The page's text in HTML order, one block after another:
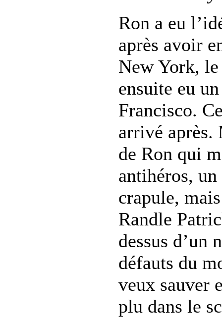
Ron a eu
après avoir
New York,
ensuite eu
Francisco.
arrivé après.
de Ron qui
antihéros,
crapule,
Randle
dessus d’un
défauts du
veux sauver
plu dans le